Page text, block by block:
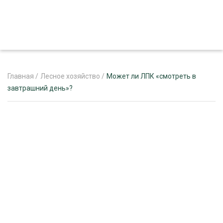
Главная / Лесное хозяйство / Может ли ЛПК «смотреть в
завтрашний день»?